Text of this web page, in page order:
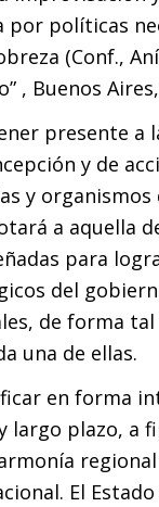
políticas
(Conf.,
, Buenos
presente a
y de
y
a aquella
para
del
de forma
una de ellas.
en forma
plazo, a
El